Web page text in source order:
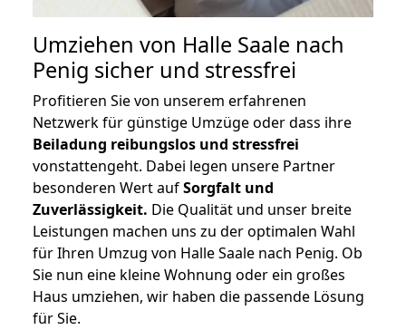
Umziehen von Halle Saale nach
Penig sicher und stressfrei
Profitieren Sie von unserem erfahrenen
Netzwerk für günstige Umzüge oder dass ihre
Beiladung reibungslos und stressfrei
vonstattengeht. Dabei legen unsere Partner
besonderen Wert aufSorgfalt und
Zuverlässigkeit. Die Qualität und unser breite
Leistungen machen uns zu der optimalen Wahl
für Ihren Umzug von Halle Saale nach Penig. Ob
Sie nun eine kleine Wohnung oder ein großes
Haus umziehen, wir haben die passende Lösung
für Sie.